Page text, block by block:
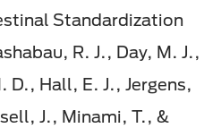
Standardization
R. J., Day, M. J.,
D., Hall, E. J., Jergens,
J., Minami, T., &